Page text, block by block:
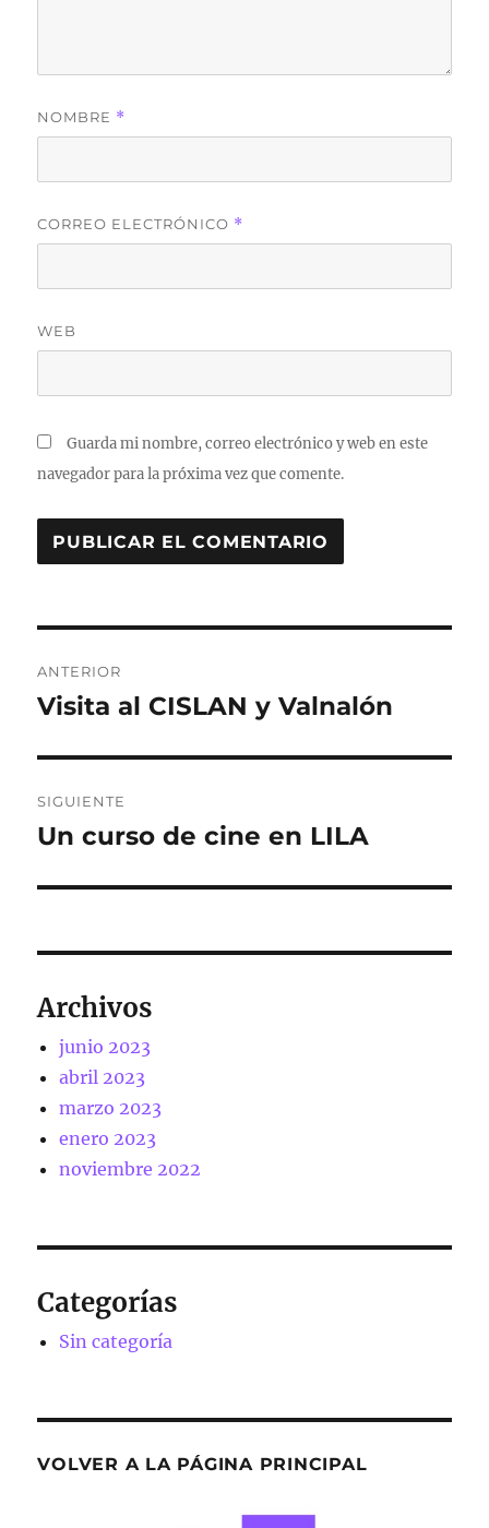
NOMBRE *
CORREO ELECTRÓNICO *
WEB
Guarda mi nombre, correo electrónico y web en este
navegador para la próxima vez que comente.
de
ANTERIOR
Entrada
Visita al CISLAN y Valnalón
SIGUIENTE
Entrada
Un curso de cine en LILA
Archivos
junio 2023
abril 2023
marzo 2023
enero 2023
noviembre 2022
Categorías
Sin categoría
VOLVER A LA PÁGINA PRINCIPAL